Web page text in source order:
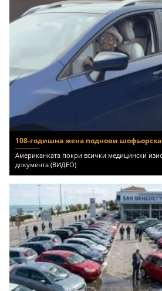
108-годишна жена поднови
Американката покри всички медицински
документа (ВИДЕО)